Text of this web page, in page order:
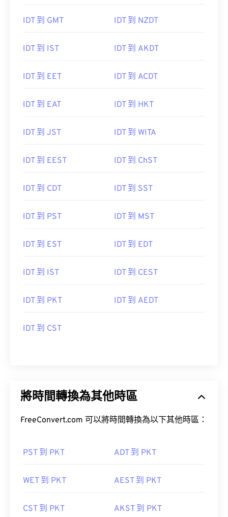
IDT 到 GMT IDT 到 NZDT
IDT 到 IST IDT 到 AKDT
IDT 到 EET IDT 到 ACDT
IDT 到 EAT IDT 到 HKT
IDT 到 JST IDT 到 WITA
IDT 到 EEST IDT 到 ChST
IDT 到 CDT IDT 到 SST
IDT 到 PST IDT 到 MST
IDT 到 EST IDT 到 EDT
IDT 到 IST IDT 到 CEST
IDT 到 PKT IDT 到 AEDT
IDT 到 CST
將時間轉換為其他時區
FreeConvert.com 可以將時間轉換為以下其他時區：
PST 到 PKT ADT 到 PKT
WET 到 PKT AEST 到 PKT
CST 到 PKT AKST 到 PKT